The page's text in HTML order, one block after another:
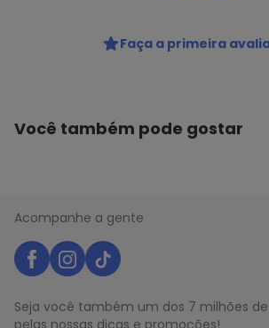
Código do produto: 22986216
Faça a primeira
Você também pode gostar
Acompanhe a gente
Seja você também um dos 7 milhões